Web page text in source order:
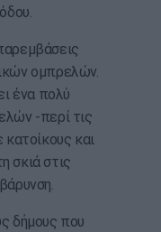
ομπρελών.
ένα πολύ
-περί τις
και
σκιά στις
δήμους που